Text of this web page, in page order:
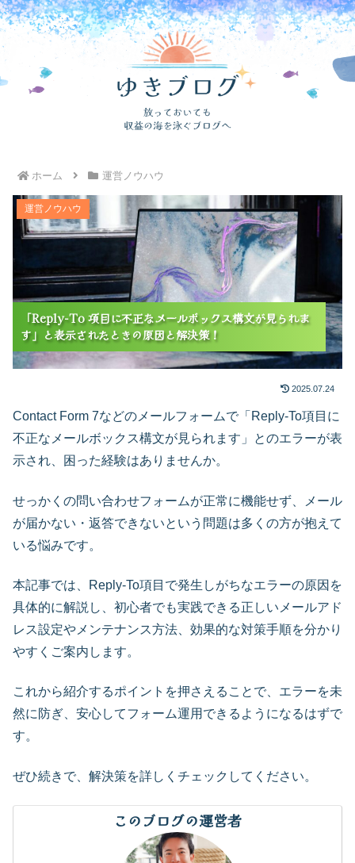
ホーム 運営ノウハウ
「Reply-To 項目に不正なメールボックス構文が見られ
ます」と表示されたときの原因と解決策！
「Reply-To 項目に不正なメールボックス構文が見られま
す」と表示されたときの原因と解決策！
「Reply-To 項目に不正なメールボックス構文が見られま
す」と表示されたときの原因と解決策！
「Reply-To 項目に不正なメールボックス構文が見られま
す」と表示されたときの原因と解決策！
運営ノウハウ
2025.07.24
Contact Form 7などのメールフォームで「Reply-To項目に
不正なメールボックス構文が見られます」とのエラーが表
示され、困った経験はありませんか。
せっかくの問い合わせフォームが正常に機能せず、メール
が届かない・返答できないという問題は多くの方が抱えて
いる悩みです。
本記事では、Reply-To項目で発生しがちなエラーの原因を
具体的に解説し、初心者でも実践できる正しいメールアド
レス設定やメンテナンス方法、効果的な対策手順を分かり
やすくご案内します。
これから紹介するポイントを押さえることで、エラーを未
然に防ぎ、安心してフォーム運用できるようになるはずで
す。
ぜひ続きで、解決策を詳しくチェックしてください。
このブログの運営者